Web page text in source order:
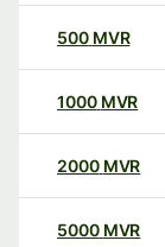
500 MVR
1000 MVR
2000 MVR
5000 MVR